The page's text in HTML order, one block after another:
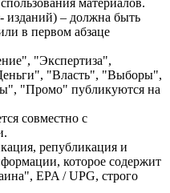
материалов.
изданий) – должна быть
в первом абзаце
"Экспертиза",
"Власть", "Выборы",
"Промо" публикуются на
совместно с
републикация и
которое содержит
EPA / UPG, строго